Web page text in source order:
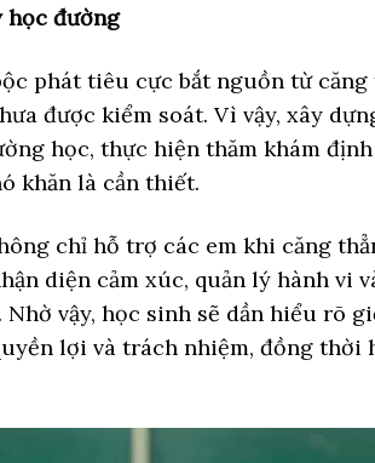
học đường
phát tiêu cực bắt nguồn từ căng
được kiểm soát. Vì vậy, xây
học, thực hiện thăm khám
khăn là cần thiết.
chỉ hỗ trợ các em khi căng
diện cảm xúc, quản lý hành vi
vậy, học sinh sẽ dần hiểu rõ
lợi và trách nhiệm, đồng thời